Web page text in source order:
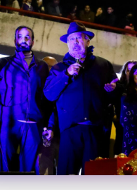
Cancelar